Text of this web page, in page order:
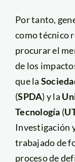
Por tanto,
como técnico
procurar el
de los
que la
(SPDA) y la
Tecnología (
Investigación
trabajado de
proceso de